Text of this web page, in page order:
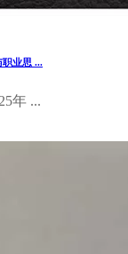
业思 ...
年 ...